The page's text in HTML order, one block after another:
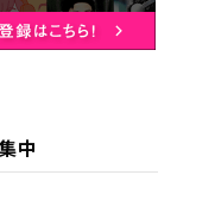
中